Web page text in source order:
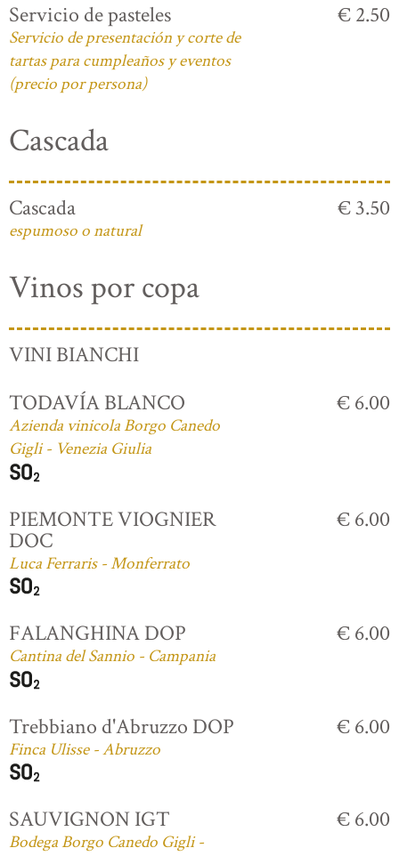
Servicio de pasteles
Servicio de presentación y corte de
tartas para cumpleaños y eventos
(precio por persona)
€ 2.50
Cascada
Cascada
espumoso o natural
€ 3.50
Vinos por copa
VINI BIANCHI
TODAVÍA BLANCO
Azienda vinicola Borgo Canedo
Gigli - Venezia Giulia
€ 6.00
PIEMONTE VIOGNIER
DOC
Luca Ferraris - Monferrato
€ 6.00
FALANGHINA DOP
Cantina del Sannio - Campania
€ 6.00
Trebbiano d'Abruzzo DOP
Finca Ulisse - Abruzzo
€ 6.00
SAUVIGNON IGT
Bodega Borgo Canedo Gigli -
€ 6.00